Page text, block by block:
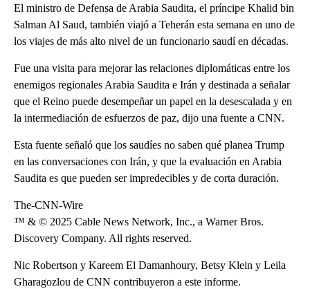
El ministro de Defensa de Arabia Saudita, el príncipe Khalid bin
Salman Al Saud, también viajó a Teherán esta semana en uno de
los viajes de más alto nivel de un funcionario saudí en décadas.
Fue una visita para mejorar las relaciones diplomáticas entre los
enemigos regionales Arabia Saudita e Irán y destinada a señalar
que el Reino puede desempeñar un papel en la desescalada y en
la intermediación de esfuerzos de paz, dijo una fuente a CNN.
Esta fuente señaló que los saudíes no saben qué planea Trump
en las conversaciones con Irán, y que la evaluación en Arabia
Saudita es que pueden ser impredecibles y de corta duración.
The-CNN-Wire
™ & © 2025 Cable News Network, Inc., a Warner Bros.
Discovery Company. All rights reserved.
Nic Robertson y Kareem El Damanhoury, Betsy Klein y Leila
Gharagozlou de CNN contribuyeron a este informe.